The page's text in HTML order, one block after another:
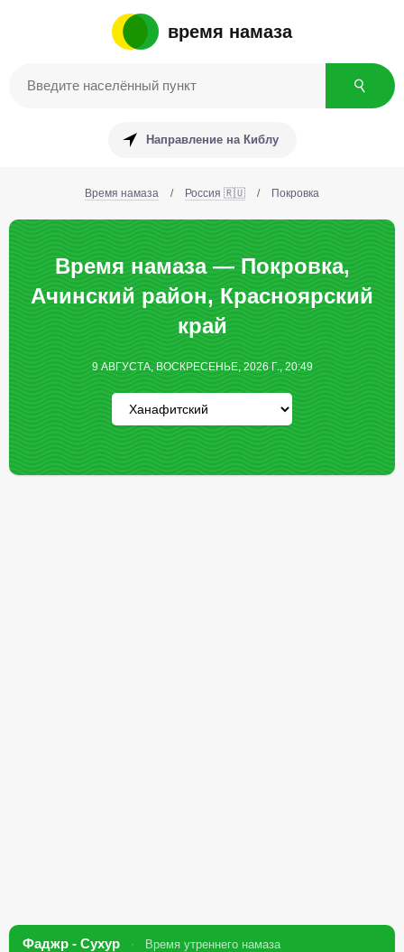
время намаза
Направление на Киблу
Время намаза / Россия 🇷🇺 / Покровка
Время намаза — Покровка,
Ачинский район, Красноярский
край
9 АВГУСТА, ВОСКРЕСЕНЬЕ, 2026 Г., 20:49
Фаджр - Сухур Время утреннего намаза